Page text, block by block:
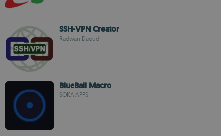
SSH-VPN Creator
Radwan Daoud
BlueBall Macro
SOKA APPS